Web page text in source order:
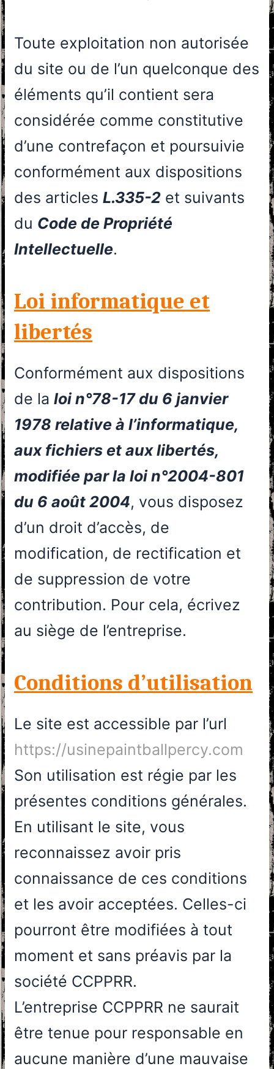
Toute exploitation non autorisée
du site ou de l’un quelconque des
éléments qu’il contient sera
considérée comme constitutive
d’une contrefaçon et poursuivie
conformément aux dispositions
des articlesL.335-2 et suivants
du Code de Propriété
Intellectuelle.
Loi informatique et
libertés
Conformément aux dispositions
de laloi n°78-17 du 6 janvier
1978 relative à l’informatique,
aux fichiers et aux libertés,
modifiée par la loi n°2004-801
du 6 août 2004, vous disposez
d’un droit d’accès, de
modification, de rectification et
de suppression de votre
contribution. Pour cela, écrivez
au siège de l’entreprise.
Conditions d’utilisation
Le site est accessible par l’url
https://usinepaintballpercy.com
Son utilisation est régie par les
présentes conditions générales.
En utilisant le site, vous
reconnaissez avoir pris
connaissance de ces conditions
et les avoir acceptées. Celles-ci
pourront être modifiées à tout
moment et sans préavis par la
société CCPPRR.
L’entreprise CCPPRR ne saurait
être tenue pour responsable en
aucune manière d’une mauvaise